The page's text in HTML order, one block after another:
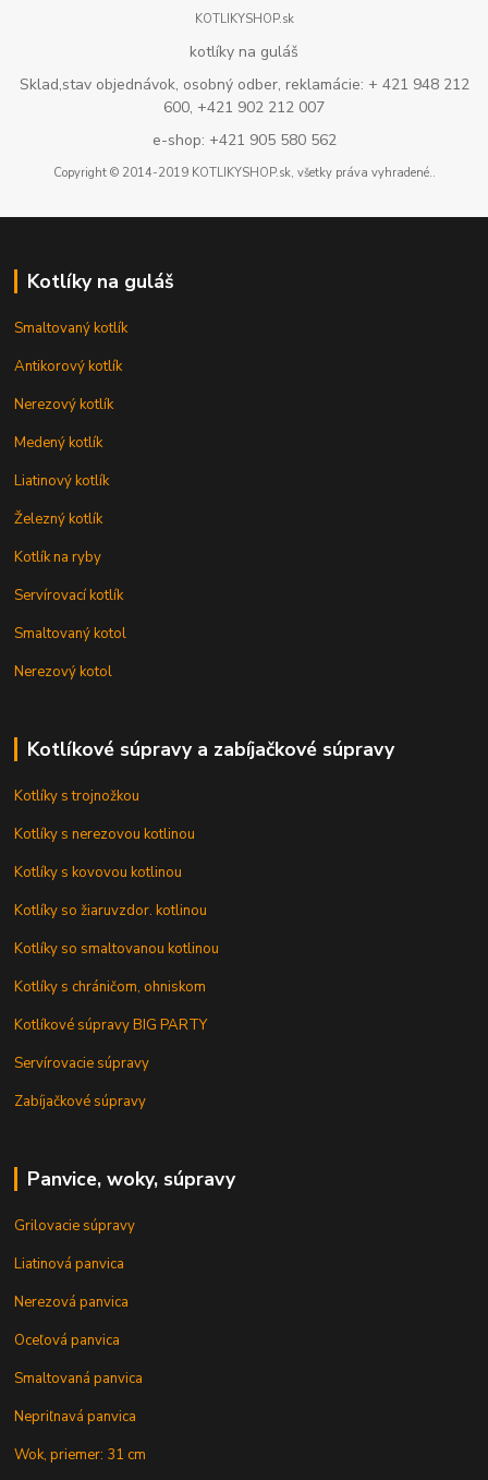
KOTLIKYSHOP.sk
kotlíky na guláš
Sklad,stav objednávok, osobný odber, reklamácie: + 421 948 212
600, +421 902 212 007
e-shop: +421 905 580 562
Copyright © 2014-2019 KOTLIKYSHOP.sk, všetky práva vyhradené..
Kotlíky na guláš
Smaltovaný kotlík
Antikorový kotlík
Nerezový kotlík
Medený kotlík
Liatinový kotlík
Železný kotlík
Kotlík na ryby
Servírovací kotlík
Smaltovaný kotol
Nerezový kotol
Kotlíkové súpravy a zabíjačkové súpravy
Kotlíky s trojnožkou
Kotlíky s nerezovou kotlinou
Kotlíky s kovovou kotlinou
Kotlíky so žiaruvzdor. kotlinou
Kotlíky so smaltovanou kotlinou
Kotlíky s chráničom, ohniskom
Kotlíkové súpravy BIG PARTY
Servírovacie súpravy
Zabíjačkové súpravy
Panvice, woky, súpravy
Grilovacie súpravy
Liatinová panvica
Nerezová panvica
Oceľová panvica
Smaltovaná panvica
Nepriľnavá panvica
Wok, priemer: 31 cm